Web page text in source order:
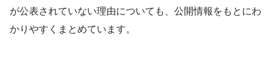
が公表されていない理由についても、公開情報をもとにわ
かりやすくまとめています。